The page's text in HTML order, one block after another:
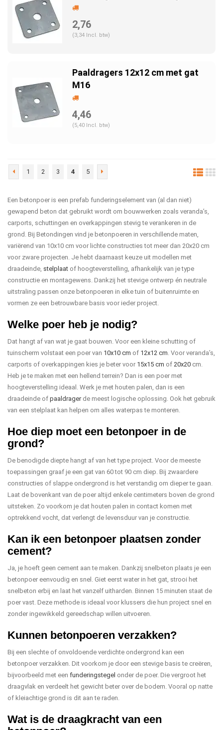
2,76
(3,34 Incl. btw)
Paaldragers 12x12 cm met gat
M16
4,46
(5,40 Incl. btw)
1 2 3 4 5
Een betonpoer is een prefab funderingselement van (al dan niet)
gewapend beton dat gebruikt wordt om bouwwerken zoals veranda’s,
carports, schuttingen en overkappingen stevig te verankeren in de
grond. Bij Betondingen vind je betonpoeren in verschillende maten,
variërend van 10x10 cm voor lichte constructies tot meer dan 20x20 cm
voor zware projecten. Je hebt daarnaast keuze uit modellen met
draadeinde, stelplaat of hoogteverstelling, afhankelijk van je type
constructie en montagewens. Dankzij het stevige ontwerp én neutrale
uitstraling passen onze betonpoeren in elke tuin of buitenruimte en
vormen ze een betrouwbare basis voor ieder project.
Welke poer heb je nodig?
Dat hangt af van wat je gaat bouwen. Voor een kleine schutting of
tuinscherm volstaat een poer van 10x10 cm of 12x12 cm. Voor veranda’s,
carports of overkappingen kies je beter voor 15x15 cm of 20x20 cm.
Heb je te maken met een hellend terrein? Dan is een poer met
hoogteverstelling ideaal. Werk je met houten palen, dan is een
draadeinde of paaldragerde meest logische oplossing. Ook het gebruik
van een stelplaat kan helpen om alles waterpas te monteren.
Hoe diep moet een betonpoer in de
grond?
De benodigde diepte hangt af van het type project. Voor de meeste
toepassingen graaf je een gat van 60 tot 90 cm diep. Bij zwaardere
constructies of slappe ondergrond is het verstandig om dieper te gaan.
Laat de bovenkant van de poer altijd enkele centimeters boven de grond
uitsteken. Zo voorkom je dat houten palen in contact komen met
optrekkend vocht, dat verlengt de levensduur van je constructie.
Kan ik een betonpoer plaatsen zonder
cement?
Ja, je hoeft geen cement aan te maken. Dankzij snelbeton plaats je een
betonpoer eenvoudig en snel. Giet eerst water in het gat, strooi het
snelbeton erbij en laat het vanzelf uitharden. Binnen 15 minuten staat de
poer vast. Deze methode is ideaal voor klussers die hun project snel en
zonder ingewikkeld gereedschap willen uitvoeren.
Kunnen betonpoeren verzakken?
Bij een slechte of onvoldoende verdichte ondergrond kan een
betonpoer verzakken. Dit voorkom je door een stevige basis te creëren,
bijvoorbeeld met een funderingstegel onder de poer. Die vergroot het
draagvlak en verdeelt het gewicht beter over de bodem. Vooral op natte
of kleiachtige grond is dit aan te raden.
Wat is de draagkracht van een